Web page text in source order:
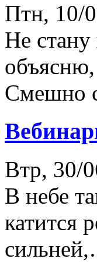
Птн, 10/
Не стану
Смешно
Втр, 30/
В небе
катится